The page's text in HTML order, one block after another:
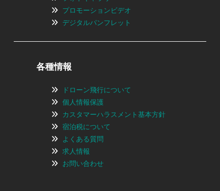
プロモーションビデオ
デジタルパンフレット
各種情報
ドローン飛行について
個人情報保護
カスタマーハラスメント基本方針
宿泊税について
よくある質問
求人情報
お問い合わせ